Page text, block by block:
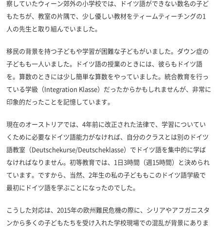
察していたウィーン郊外の小学校では、ドイツ語ができない数名の子ど
もたちが、教室の片隅で、少し優しい教材をティームティーチングの1
人の先生と取り組んでいました。
移民の背景を持つ子どもや学習が困難な子どもがいました。ダウン症の
子どもも一人いました。ドイツ語の授業のときには、彼らもドイツ語
を。算数のときには少し簡単な算数をやっていました。統合教育を行っ
ている学級（Integration Klasse）だったからかもしれませんが、非常に
印象的だったことを記憶しています。
現在のオーストリアでは、4年前に改正された法律で、学習についてい
くために必要なドイツ語能力がなければ、自分のクラスとは別のドイツ
語教室（Deutschekurse/Deutscheklasse）でドイツ語を集中的に学ば
なければなりません。初等教育では、1日3時間（週15時間）と決められ
ています。ですから、当然、2年生の私の子どももこのドイツ語学級で
最初にドイツ語を学ぶことになったのでした。
こうした対応は、2015年の欧州難民危機の際に、シリアやアフガニスタ
ンから多くの子どもたちを受け入れた学校現場での混乱が背景にありま